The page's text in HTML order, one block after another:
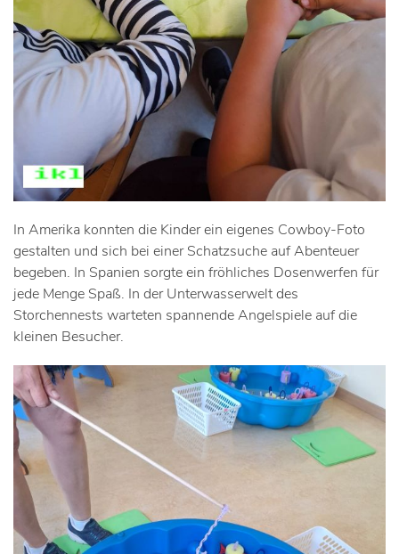
In Amerika konnten die Kinder ein eigenes Cowboy-Foto
gestalten und sich bei einer Schatzsuche auf Abenteuer
begeben. In Spanien sorgte ein fröhliches Dosenwerfen für
jede Menge Spaß. In der Unterwasserwelt des
Storchennests warteten spannende Angelspiele auf die
kleinen Besucher.